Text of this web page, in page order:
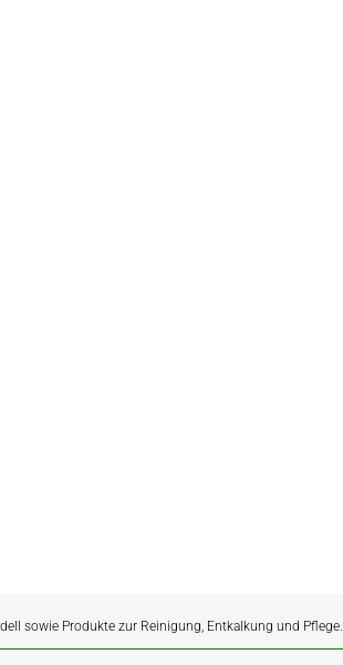
sowie Produkte zur Reinigung, Entkalkung und Pflege.